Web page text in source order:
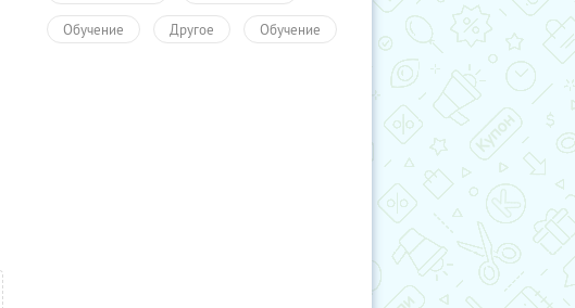
Обучение Другое Обучение